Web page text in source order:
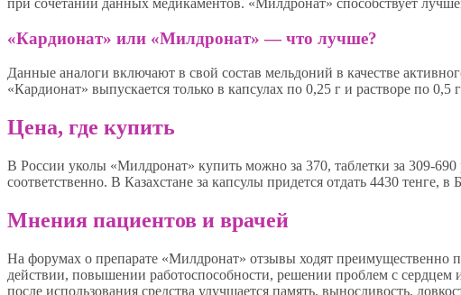
«Кардионат» или «Милдронат» — что лучше?
Данные аналоги включают в свой состав мельдоний в качестве
«Кардионат» выпускается только в капсулах по 0,25 г и растворе по 0,5
Цена, где купить
В России уколы «Милдронат» купить можно за 370, таблетки за 309-
соответственно. В Казахстане за капсулы придется отдать 4430 тенге,
Мнения пациентов и врачей
На форумах о препарате «Милдронат» отзывы ходят
действии, повышении работоспособности, решении проблем с
после использования средства улучшается память, выносливость,